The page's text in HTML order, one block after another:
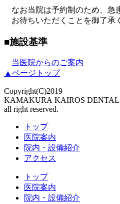
なお当院は予約制のため、急
お待ちいただくことを御了承
■施設基準
当医院からのご案内
▲ページトップ
Copyright(C)2019
KAMAKURA KAIROS DENTAL
all right reserved.
トップ
医院案内
院内・設備紹介
アクセス
トップ
医院案内
院内・設備紹介